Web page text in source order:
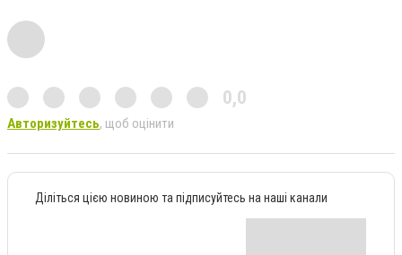
0,0
Авторизуйтесь, щоб оцінити
Діліться цією новиною та підписуйтесь на наші канали